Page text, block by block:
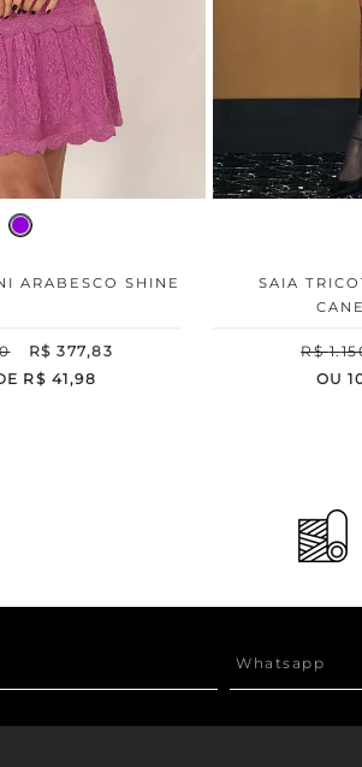
ARABESCO SHINE
R$ 377,83
R$ 41,98
SAIA
R$ 1.
OU